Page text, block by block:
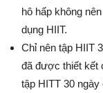
hô hấp không
dụng HIIT.
Chỉ nên tập HIIT
đã được thiết kết
tập HITT 30 ngày